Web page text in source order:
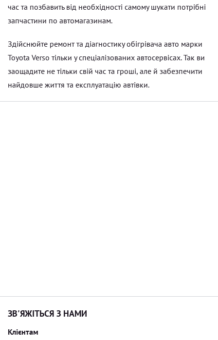
час та позбавить від необхідності самому шукати потрібні
запчастини по автомагазинам.
Здійснюйте ремонт та діагностику обігрівача авто марки
Toyota Verso тільки у спеціалізованих автосервісах. Так ви
заощадите не тільки свій час та гроші, але й забезпечити
найдовше життя та експлуатацію автівки.
ЗВ'ЯЖІТЬСЯ З НАМИ
Клієнтам